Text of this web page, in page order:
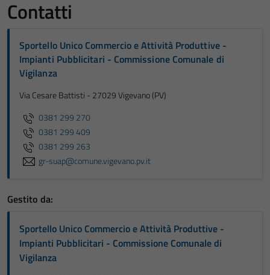
Contatti
Sportello Unico Commercio e Attività Produttive -
Impianti Pubblicitari - Commissione Comunale di
Vigilanza
Via Cesare Battisti - 27029 Vigevano (PV)
0381 299 270
0381 299 409
0381 299 263
gr-suap@comune.vigevano.pv.it
Gestito da:
Sportello Unico Commercio e Attività Produttive -
Impianti Pubblicitari - Commissione Comunale di
Vigilanza